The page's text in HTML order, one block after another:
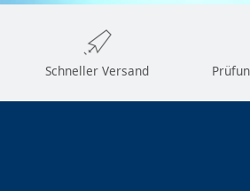
Schneller Versand